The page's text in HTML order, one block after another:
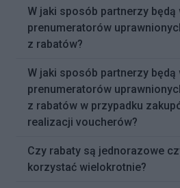
W jaki sposób partnerzy będą
prenumeratorów
z rabatów?
W jaki sposób partnerzy będą
prenumeratorów
z rabatów w przypadku
realizacji voucherów?
Czy rabaty są jednorazowe
korzystać wielokrotnie?